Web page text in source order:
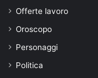
Offerte lavoro
Oroscopo
Personaggi
Politica